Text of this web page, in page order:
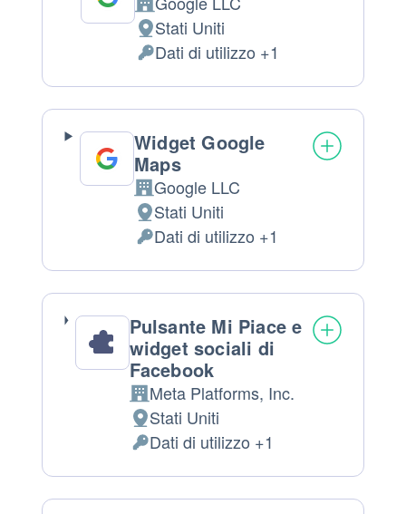
Azienda:
Luogo
del
trattamento:
Stati Uniti
Dati
Personali
trattati:
Dati di utilizzo +1
Widget Google
Maps
Azienda:
Google LLC
Luogo
del
trattamento:
Stati Uniti
Dati
Personali
trattati:
Dati di utilizzo +1
Pulsante Mi Piace e
widget sociali di
Facebook
Azienda:
Meta Platforms, Inc.
Luogo
del
trattamento:
Stati Uniti
Dati
Personali
trattati:
Dati di utilizzo +1